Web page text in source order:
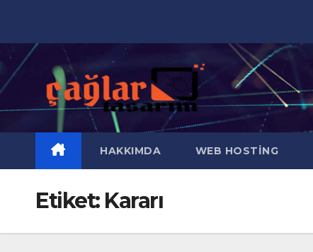
content
HAKKIMDA WEB HOSTING
Etiket: Kararı